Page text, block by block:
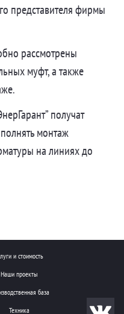
представителя фирмы
рассмотрены
муфт, а также
получат
монтаж
на линиях до
и стоимость
Наши проекты
база
Техника